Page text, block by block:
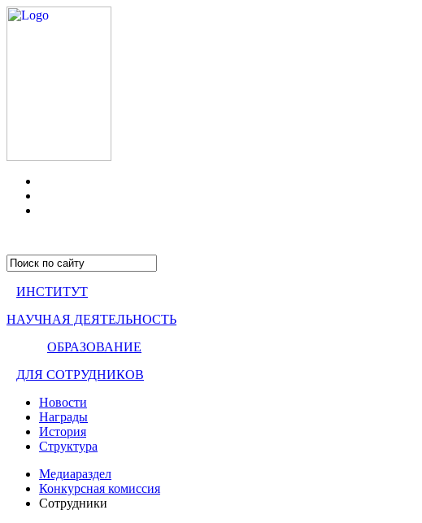
ИНСТИТУТ
НАУЧНАЯ ДЕЯТЕЛЬНОСТЬ
ОБРАЗОВАНИЕ
ДЛЯ СОТРУДНИКОВ
Новости
Награды
История
Структура
Медиараздел
Конкурсная комиссия
Сотрудники